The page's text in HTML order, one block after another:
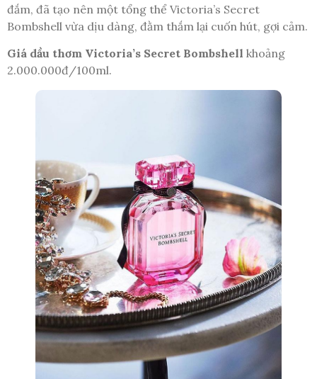
đắm, đã tạo nên một tổng thể Victoria’s Secret
Bombshell vừa dịu dàng, đằm thắm lại cuốn hút, gợi cảm.
Giá dầu thơm Victoria’s Secret Bombshell khoảng
2.000.000đ/100ml.